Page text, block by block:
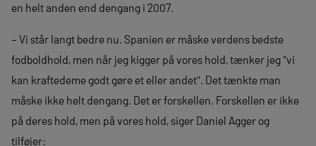
en helt anden end dengang i 2007.
– Vi står langt bedre nu. Spanien er måske verdens bedste
fodboldhold, men når jeg kigger på vores hold, tænker jeg "vi
kan kraftedeme godt gøre et eller andet". Det tænkte man
måske ikke helt dengang. Det er forskellen. Forskellen er ikke
på deres hold, men på vores hold, siger Daniel Agger og
tilføjer: